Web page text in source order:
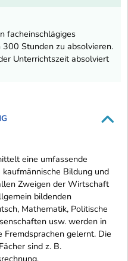
facheinschlägiges
Stunden zu absolvieren.
Unterrichtszeit absolviert
eine umfassende
Bildung und
Zweigen der Wirtschaft
bildenden
Mathematik, Politische
usw. werden in
gelernt. Die
sind z. B.